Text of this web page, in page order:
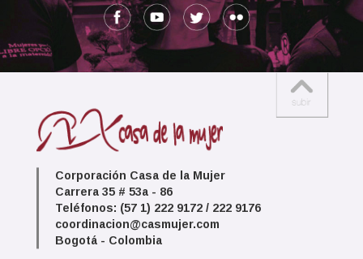
Corporación Casa de la Mujer
Carrera 35 # 53a - 86
Teléfonos: (57 1) 222 9172 / 222 9176
coordinacion@casmujer.com
Bogotá - Colombia